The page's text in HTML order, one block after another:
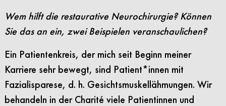
Wem hilft die restaurative Neurochirurgie? Können
Sie das an ein, zwei Beispielen veranschaulichen?
Ein Patientenkreis, der mich seit Beginn meiner
Karriere sehr bewegt, sind Patient*innen mit
Fazialisparese, d. h. Gesichtsmuskellähmungen. Wir
behandeln in der Charité viele Patientinnen und